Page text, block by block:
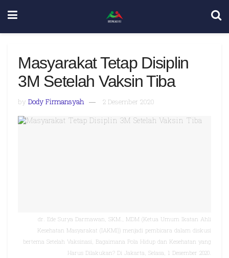
Masyarakat Tetap Disiplin
3M Setelah Vaksin Tiba
by Dody Firmansyah 2 Desember 2020
dr. Ede Surya Darmawan, SKM., MDM (Ketua Umum Ikatan Ahli
Kesehatan Masyarakat (IAKMI)) menjadi pembicara dalam diskusi
bertema Setelah Vaksinasi, Bagaimana Pola Hidup dan Kesehatan yang
Harus Dilakukan? Di Jakarta, Selasa, 1 Desember 2020.